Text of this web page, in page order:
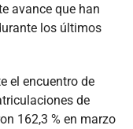
avance que han
los últimos
el encuentro de
de
162,3 % en marzo